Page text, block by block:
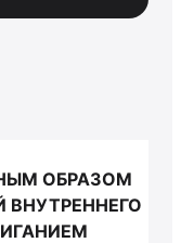
ОБРАЗОМ
ВНУТРЕННЕГО